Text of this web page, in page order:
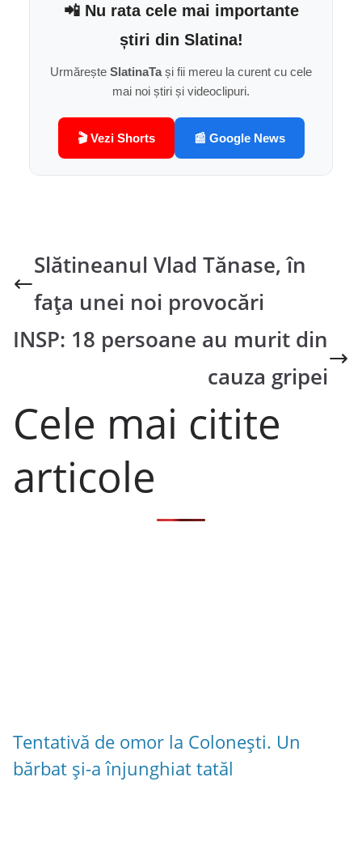
📲 Nu rata cele mai importante
știri din Slatina!
Urmărește SlatinaTași fii mereu la curent cu cele
mai noi știri și videoclipuri.
🎬 Vezi Shorts 📰 Google News
Slătineanul Vlad Tănase, în
fața unei noi provocări
INSP: 18 persoane au murit din
cauza gripei
Cele mai citite
articole
Tentativă de omor la Colonești. Un
bărbat și-a înjunghiat tatăl